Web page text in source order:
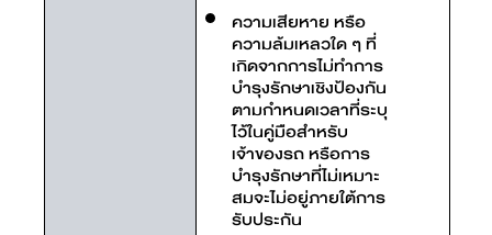
ความเสียหาย หรือ
ความล้มเหลวใด ๆ ที่
เกิดจากการไม่ทำการ
บำรุงรักษาเชิงป้องกัน
ตามกำหนดเวลาที่ระบุ
ไว้ในคู่มือสำหรับ
เจ้าของรถ หรือการ
บำรุงรักษาที่ไม่เหมาะ
สมจะไม่อยู่ภายใต้การ
รับประกัน